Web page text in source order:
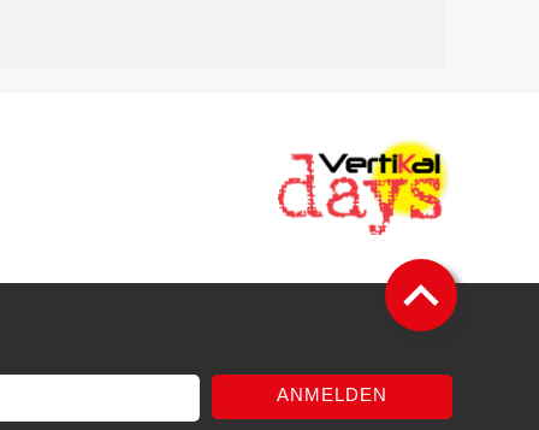
ANMELDEN